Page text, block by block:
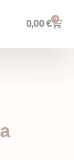
0,00€ 0